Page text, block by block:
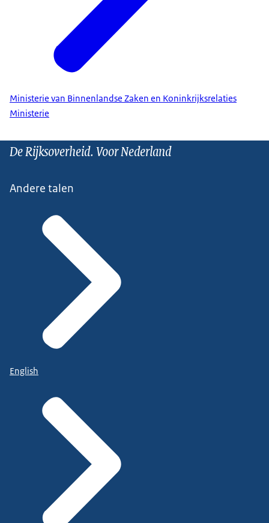
Ministerie van Binnenlandse Zaken en Koninkrijksrelaties
Ministerie
De Rijksoverheid. Voor Nederland
Andere talen
English